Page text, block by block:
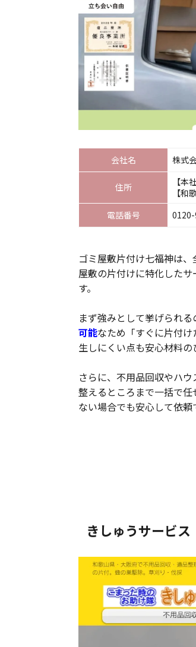
会社名 株式
住所
【本
【
電話番号
ゴミ屋敷片付け七福神は
屋敷の片付けに特化したサ
す。
まず強みとして挙げられ
可能なため「すぐに片付
生しにくい点も安心材料の
さらに、不用品回収やハ
整えるところまで一括で
ない場合でも安心して依頼
きしゅうサービス